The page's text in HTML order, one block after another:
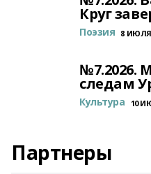
Круг
Поэзия 8 ИЮЛЯ
№7.2026.
следам
Культура 10
Партнеры